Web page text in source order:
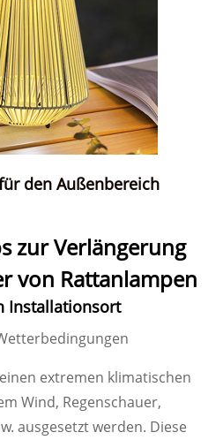
den Außenbereich
zur Verlängerung
von Rattanlampen
Installationsort
extremen klimatischen
Wind, Regenschauer,
ausgesetzt werden. Diese